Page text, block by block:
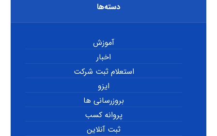
دسته‌ها
آموزش
اخبار
استعلام ثبت شرکت
ایزو
بروزرسانی ها
پروانه کسب
ثبت آنلاین